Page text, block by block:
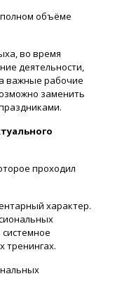
объёме
во время
деятельности,
важные рабочие
заменить
проходил
характер.
тренингах.